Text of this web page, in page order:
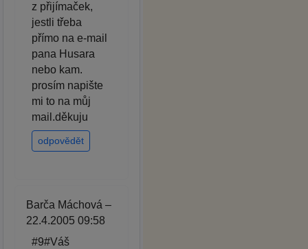
z přijímaček,
jestli třeba
přímo na e-mail
pana Husara
nebo kam.
prosím napište
mi to na můj
mail.děkuju
odpovědět
Barča Máchová –
22.4.2005 09:58
#9#Váš